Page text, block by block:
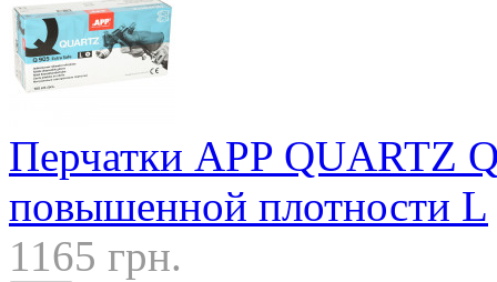
Перчатки APP QUARTZ
повышенной плотности L
1165 грн.